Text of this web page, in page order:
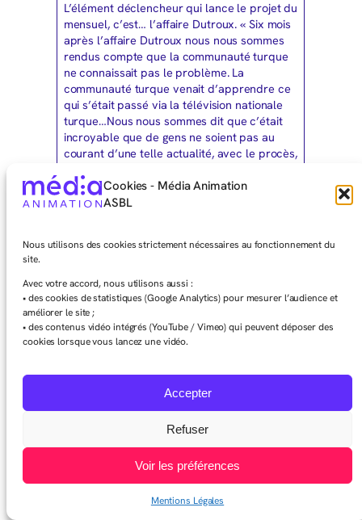
Cookies - Média Animation
ASBL
Nous utilisons des cookies strictement nécessaires au fonctionnement du
site.
Avec votre accord, nous utilisons aussi :
• des cookies de statistiques (Google Analytics) pour mesurer l’audience et
améliorer le site ;
• des contenus vidéo intégrés (YouTube / Vimeo) qui peuvent déposer des
cookies lorsque vous lancez une vidéo.
Accepter
Refuser
Voir les préférences
Mentions Légales
L’élément déclencheur qui lance le projet du
mensuel, c’est… l’affaire Dutroux. « Six mois
après l’affaire Dutroux nous nous sommes
rendus compte que la communauté turque
ne connaissait pas le problème. La
communauté turque venait d’apprendre ce
qui s’était passé via la télévision nationale
turque…Nous nous sommes dit que c’était
incroyable que de gens ne soient pas au
courant d’une telle actualité, avec le procès,
blanches, …. Contrairement à la
communauté marocaine, concernée par
informée de ce sujet » explique Erdem
Le produit
Oscillant entre média associatif et média
professionnel, Binfikir revendique sa
concurrence, le rythme mensuel permet
aussi de prendre le temps de la réflexion,
de l’explication et de la recherche
d’exemples. Jouant à la fois un rôle
d’information et un rôle pédagogique pour
faire comprendre les choses.
communauté turque est spéciale. Un turc